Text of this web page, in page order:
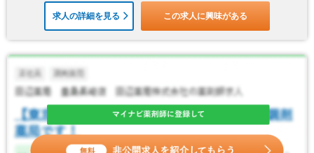
求人の詳細を見る この求人に興味がある